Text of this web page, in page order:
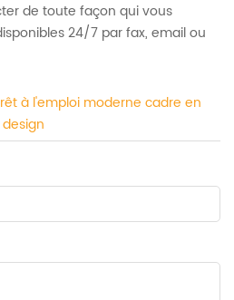
de toute façon qui vous
24/7 par fax, email ou
à l'emploi moderne cadre en